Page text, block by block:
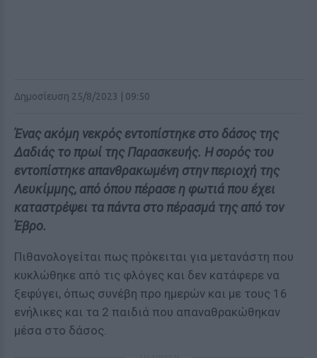
Δημοσίευση 25/8/2023 | 09:50
Ένας ακόμη νεκρός εντοπίστηκε στο δάσος της
Δαδιάς το πρωί της Παρασκευής. Η σορός του
εντοπίστηκε απανθρακωμένη στην περιοχή της
Λευκίμμης, από όπου πέρασε η φωτιά που έχει
καταστρέψει τα πάντα στο πέρασμά της από τον
Έβρο.
Πιθανολογείται πως πρόκειται για μετανάστη που
κυκλώθηκε από τις φλόγες και δεν κατάφερε να
ξεφύγει, όπως συνέβη προ ημερών και με τους 16
ενήλικες και τα 2 παιδιά που απαναθρακώθηκαν
μέσα στο δάσος.